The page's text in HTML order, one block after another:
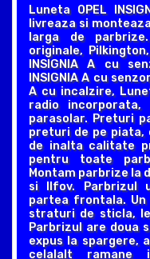
Luneta OPEL
livreaza si
larga de parbrize.
originale,
INSIGNIA A cu
INSIGNIA A cu
A cu incalzire,
radio incorporata,
parasolar. Preturi
preturi de pe piata,
de inalta calitate
pentru toate
Montam parbrize la
si Ilfov. Parbrizul
partea frontala.
straturi de sticla,
Parbrizul are doua
expus la spargere,
celalalt ramane